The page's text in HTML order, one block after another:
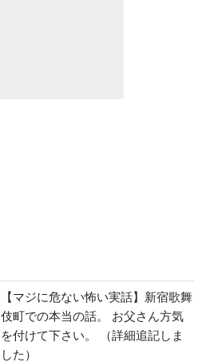
【マジに危ない怖い実話】新宿歌舞
伎町での本当の話。 お父さん方気
を付けて下さい。 （詳細追記しま
した）